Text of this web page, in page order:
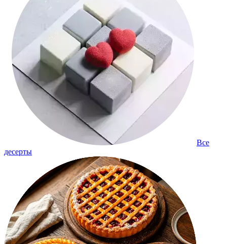
Все
десерты